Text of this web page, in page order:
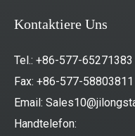
Kontaktiere Uns
Tel.: +86-577-65271383
Fax: +86-577-58803811
Email:
Handtelefon: